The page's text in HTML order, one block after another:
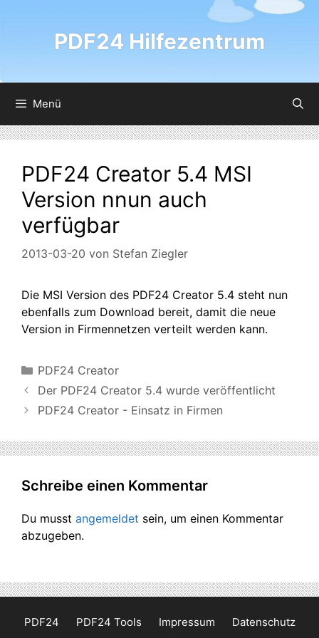
PDF24 Hilfezentrum
Menü
PDF24 Creator 5.4 MSI
Version nnun auch
verfügbar
2013-03-20 von Stefan Ziegler
Die MSI Version des PDF24 Creator 5.4 steht nun
ebenfalls zum Download bereit, damit die neue
Version in Firmennetzen verteilt werden kann.
Kategorien
PDF24 Creator
Der PDF24 Creator 5.4 wurde veröffentlicht
PDF24 Creator - Einsatz in Firmen
Schreibe einen Kommentar
Du musst angemeldet sein, um einen Kommentar
abzugeben.
PDF24 PDF24 Tools Impressum Datenschutz